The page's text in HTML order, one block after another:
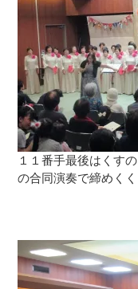
１１番手最後はくす
の合同演奏で締めく